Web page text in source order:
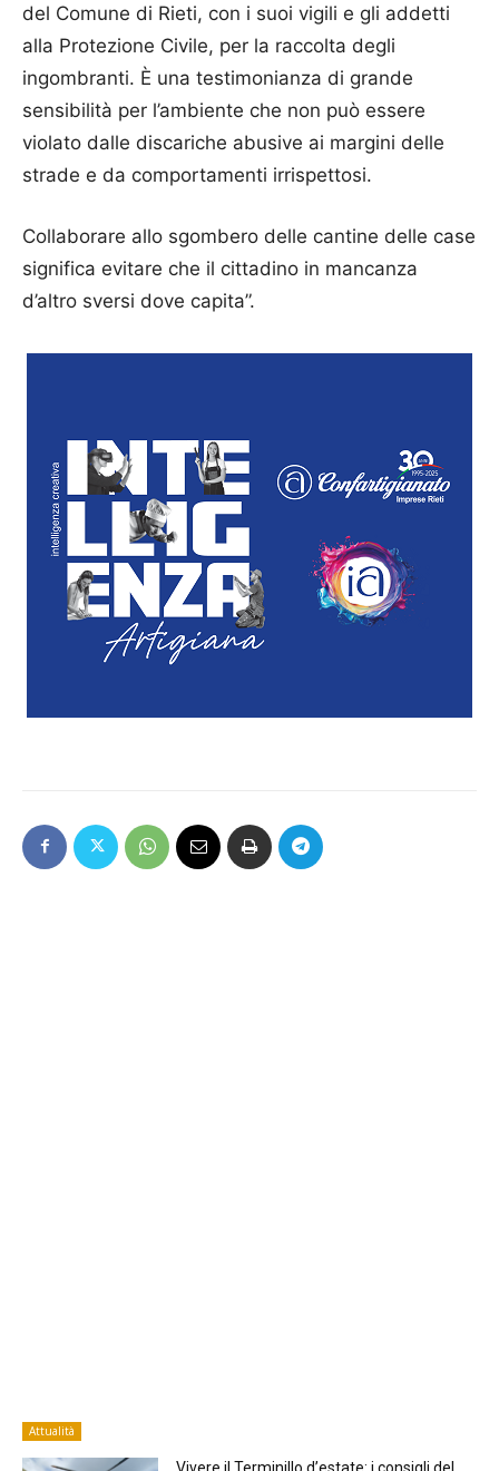
del Comune di Rieti, con i suoi vigili e gli addetti
alla Protezione Civile, per la raccolta degli
ingombranti. È una testimonianza di grande
sensibilità per l’ambiente che non può essere
violato dalle discariche abusive ai margini delle
strade e da comportamenti irrispettosi.
Collaborare allo sgombero delle cantine delle case
significa evitare che il cittadino in mancanza
d’altro sversi dove capita”.
Attualità
Vivere il Terminillo d’estate: i consigli del